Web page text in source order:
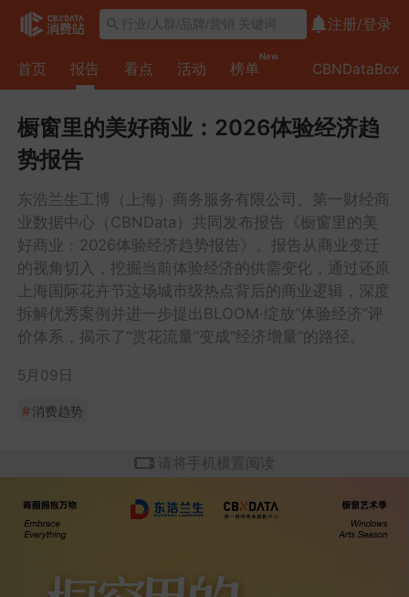
注册/登录
首页 报告 看点 活动 榜单
New
CBNDataBox
橱窗里的美好商业：2026体验经济趋
势报告
东浩兰生工博（上海）商务服务有限公司、第一财经商
业数据中心（CBNData）共同发布报告《橱窗里的美
好商业：2026体验经济趋势报告》。报告从商业变迁
的视角切入，挖掘当前体验经济的供需变化，通过还原
上海国际花卉节这场城市级热点背后的商业逻辑，深度
拆解优秀案例并进一步提出BLOOM·绽放“体验经济”评
价体系，揭示了“赏花流量”变成“经济增量”的路径。
5月09日
# 消费趋势
请将手机横置阅读